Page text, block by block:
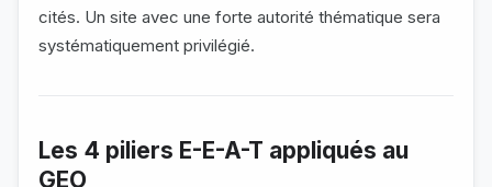
cités. Un site avec une forte autorité thématique sera
systématiquement privilégié.
Les 4 piliers E-E-A-T appliqués au
GEO